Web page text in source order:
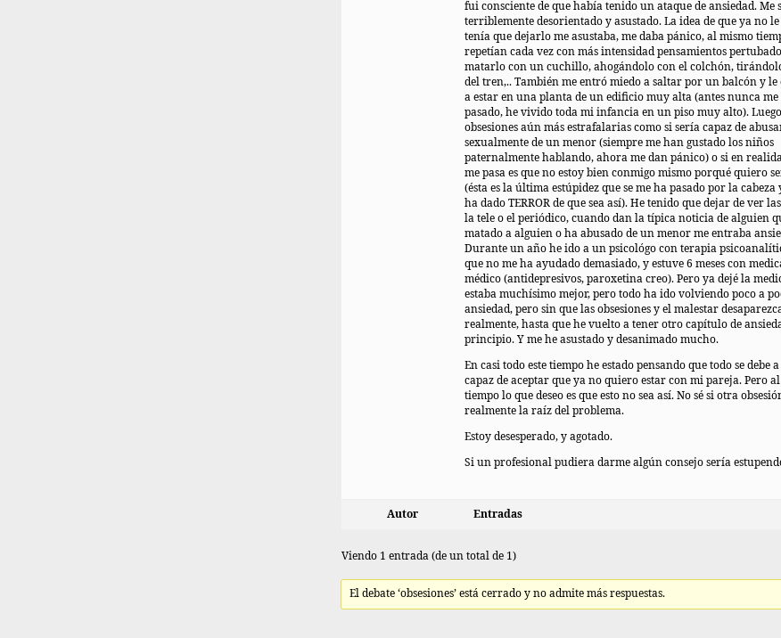
fui consciente de que había tenido un ataque de ansiedad. Me
terriblemente desorientado y asustado. La idea de que ya no
tenía que dejarlo me asustaba, me daba pánico, al mismo
repetían cada vez con más intensidad pensamientos
matarlo con un cuchillo, ahogándolo con el colchón,
del tren,.. También me entró miedo a saltar por un balcón y le
a estar en una planta de un edificio muy alta (antes nunca
pasado, he vivido toda mi infancia en un piso muy alto).
obsesiones aún más estrafalarias como si sería capaz de
sexualmente de un menor (siempre me han gustado los niños
paternalmente hablando, ahora me dan pánico) o si en
me pasa es que no estoy bien conmigo mismo porqué quiero
(ésta es la última estúpidez que se me ha pasado por la cabeza
ha dado TERROR de que sea así). He tenido que dejar de ver
la tele o el periódico, cuando dan la típica noticia de alguien
matado a alguien o ha abusado de un menor me entraba
Durante un año he ido a un psicológo con terapia
que no me ha ayudado demasiado, y estuve 6 meses con
médico (antidepresivos, paroxetina creo). Pero ya dejé la
estaba muchísimo mejor, pero todo ha ido volviendo poco a
ansiedad, pero sin que las obsesiones y el malestar
realmente, hasta que he vuelto a tener otro capítulo de
principio. Y me he asustado y desanimado mucho.
En casi todo este tiempo he estado pensando que todo se debe
capaz de aceptar que ya no quiero estar con mi pareja. Pero
tiempo lo que deseo es que esto no sea así. No sé si otra
realmente la raíz del problema.
Estoy desesperado, y agotado.
Si un profesional pudiera darme algún consejo sería
Autor Entradas
Viendo 1 entrada (de un total de 1)
El debate ‘obsesiones’ está cerrado y no admite más respuestas.